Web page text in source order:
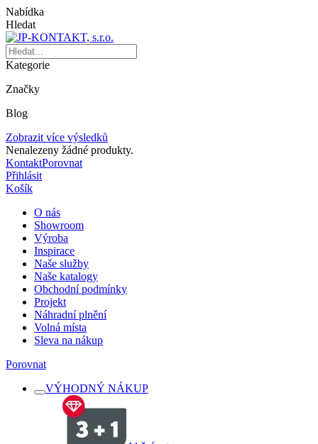
Nabídka
Hledat
Kategorie
Značky
Blog
Zobrazit více výsledků
Nenalezeny žádné produkty.
KontaktPorovnat
Přihlásit
Košík
O nás
Showroom
Výroba
Inspirace
Naše služby
Naše katalogy
Obchodní podmínky
Projekt
Náhradní plnění
Volná místa
Sleva na nákup
Porovnat
VÝHODNÝ NÁKUP